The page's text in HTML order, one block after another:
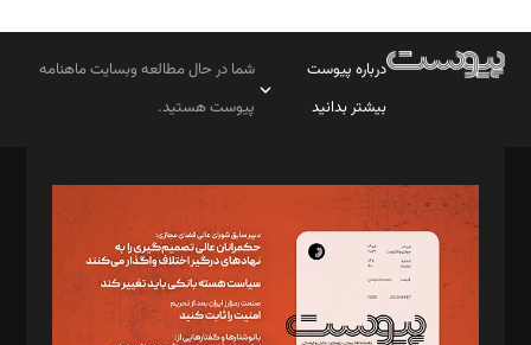
درباره پیوست
بیشتر بدانید
شما در حال مطالعه وبسایت ماهنامه
پیوست هستید.
مدیر مسئول: محمدباقر اثنی‌عشری
سردبیر: مهرک محمودی
دبیر تحریریه: میثم قاسمی
د‌بیر ناداستان: سمانه سمیع
د‌بیر خدمت و تجارت: ابوالفضل رجبی